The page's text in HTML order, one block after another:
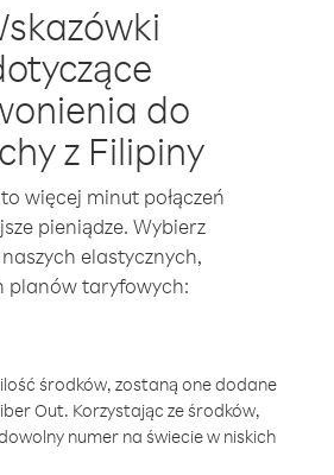
do
z Filipiny
więcej minut połączeń
pieniądze. Wybierz
elastycznych,
planów taryfowych:
środków, zostaną one dodane
Out. Korzystając ze środków,
numer na świecie w niskich